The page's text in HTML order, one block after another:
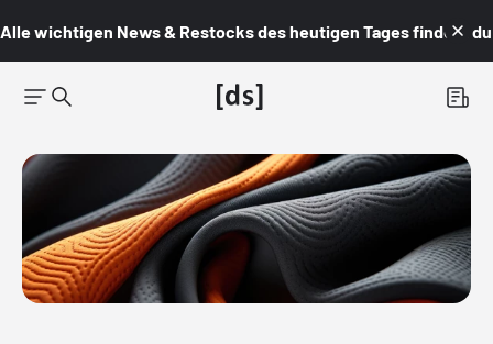
Alle wichtigen News & Restocks des heutigen Tages findest du